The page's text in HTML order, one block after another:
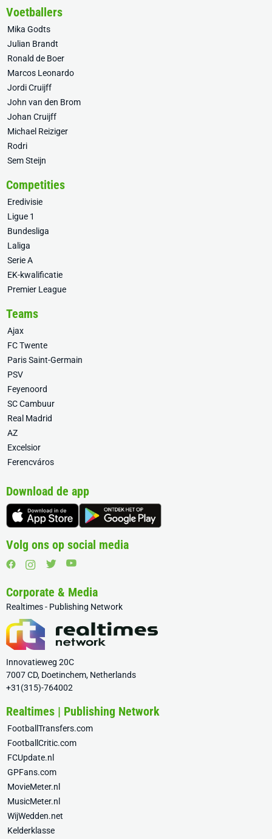
Voetballers
Mika Godts
Julian Brandt
Ronald de Boer
Marcos Leonardo
Jordi Cruijff
John van den Brom
Johan Cruijff
Michael Reiziger
Rodri
Sem Steijn
Competities
Eredivisie
Ligue 1
Bundesliga
Laliga
Serie A
EK-kwalificatie
Premier League
Teams
Ajax
FC Twente
Paris Saint-Germain
PSV
Feyenoord
SC Cambuur
Real Madrid
AZ
Excelsior
Ferencváros
Download de app
Volg ons op social media
Corporate & Media
Realtimes - Publishing Network
Innovatieweg 20C
7007 CD, Doetinchem, Netherlands
+31(315)-764002
Realtimes | Publishing Network
FootballTransfers.com
FootballCritic.com
FCUpdate.nl
GPFans.com
MovieMeter.nl
MusicMeter.nl
WijWedden.net
Kelderklasse